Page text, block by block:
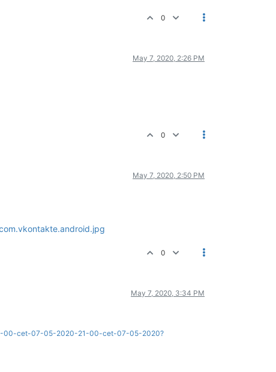
0
May 7, 2020, 2:26 PM
0
May 7, 2020, 2:50 PM
0
May 7, 2020, 3:34 PM
00-cet-07-05-2020-21-00-cet-07-05-2020?